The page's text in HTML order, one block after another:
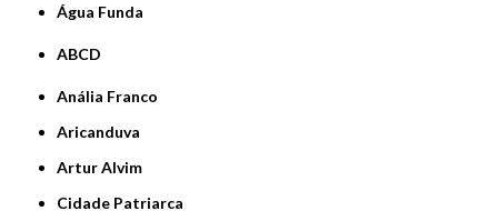
Água Funda
ABCD
Anália Franco
Aricanduva
Artur Alvim
Cidade Patriarca